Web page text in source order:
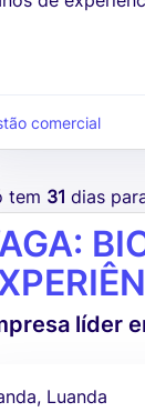
comercial
tem 31 dias
líder
Luanda